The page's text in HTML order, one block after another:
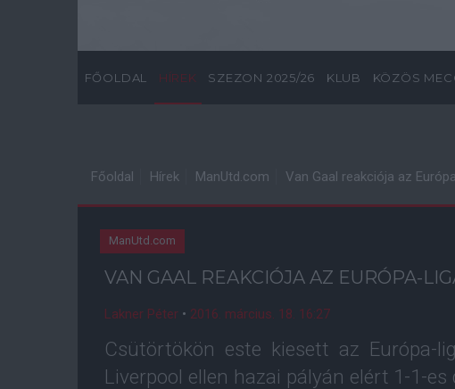
FŐOLDAL HÍREK SZEZON 2025/26 KLUB KÖZÖS
Főoldal Hírek ManUtd.com Van Gaal reakciója az
ManUtd.com
VAN GAAL REAKCIÓJA AZ EURÓPA-
Lakner Péter • 2016. március. 18. 16:27
Csütörtökön este kiesett az Európa-
Liverpool ellen hazai pályán elért 1-1-